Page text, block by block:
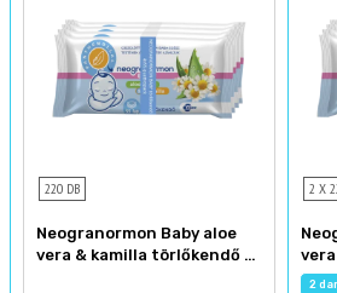
220 DB
Neogranormon Baby aloe
vera & kamilla törlőkendő 4
2 X
x 55
2